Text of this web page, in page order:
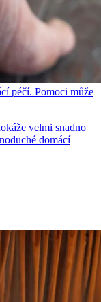
péčí. Pomoci může
velmi snadno
domácí